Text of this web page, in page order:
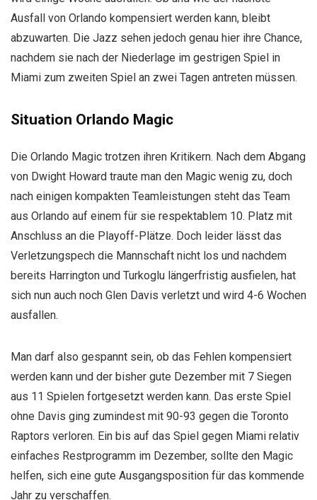
Ausfall von Orlando kompensiert werden kann, bleibt
abzuwarten. Die Jazz sehen jedoch genau hier ihre Chance,
nachdem sie nach der Niederlage im gestrigen Spiel in
Miami zum zweiten Spiel an zwei Tagen antreten müssen.
Situation Orlando Magic
Die Orlando Magic trotzen ihren Kritikern. Nach dem Abgang
von Dwight Howard traute man den Magic wenig zu, doch
nach einigen kompakten Teamleistungen steht das Team
aus Orlando auf einem für sie respektablem 10. Platz mit
Anschluss an die Playoff-Plätze. Doch leider lässt das
Verletzungspech die Mannschaft nicht los und nachdem
bereits Harrington und Turkoglu längerfristig ausfielen, hat
sich nun auch noch Glen Davis verletzt und wird 4-6 Wochen
ausfallen.
Man darf also gespannt sein, ob das Fehlen kompensiert
werden kann und der bisher gute Dezember mit 7 Siegen
aus 11 Spielen fortgesetzt werden kann. Das erste Spiel
ohne Davis ging zumindest mit 90-93 gegen die Toronto
Raptors verloren. Ein bis auf das Spiel gegen Miami relativ
einfaches Restprogramm im Dezember, sollte den Magic
helfen, sich eine gute Ausgangsposition für das kommende
Jahr zu verschaffen.